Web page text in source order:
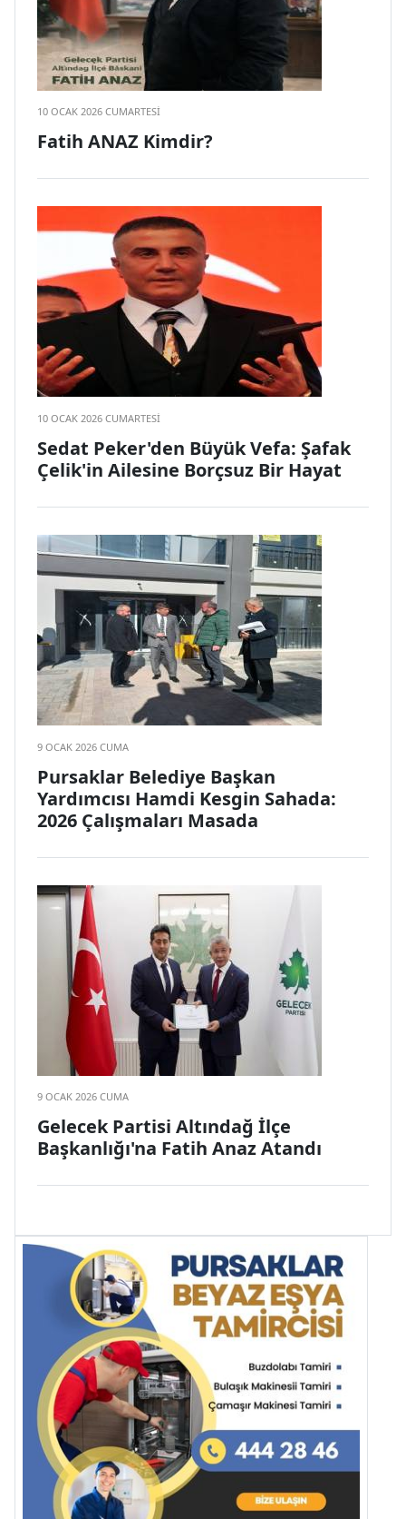
10 OCAK 2026 CUMARTESI
Fatih ANAZ Kimdir?
10 OCAK 2026 CUMARTESI
Sedat Peker'den Büyük Vefa: Şafak
Çelik'in Ailesine Borçsuz Bir Hayat
9 OCAK 2026 CUMA
Pursaklar Belediye Başkan
Yardımcısı Hamdi Kesgin Sahada:
2026 Çalışmaları Masada
9 OCAK 2026 CUMA
Gelecek Partisi Altındağ İlçe
Başkanlığı'na Fatih Anaz Atandı